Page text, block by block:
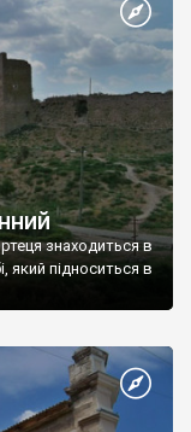
знаходиться в
який підноситься в